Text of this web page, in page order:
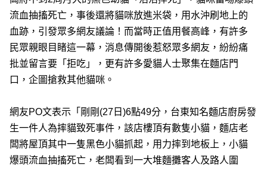
流血抽搐死亡，事後還將貓咪放進米袋，用水沖刷地上的
血跡，引發眾多網友議論！而當時正值用餐高峰，有許多
民眾親眼目睹這一幕，消息傳開後惹怒眾多網友，紛紛痛
批並留言要「拒吃」，更有許多愛貓人士聚集在麵店門
口，企圖搶救其他貓咪。
網友PO文表示「剛剛(27日)6點49分，台東知名麵店廚房發
生一件人為摔貓致死事件，該店樓頂有數隻小貓，麵店老
闆將屋頂其中一隻黑色小貓抓起，用力摔到地板上，小貓
爆頭流血抽搐死亡，老闆看到一大堆麵攤客人及路人圍